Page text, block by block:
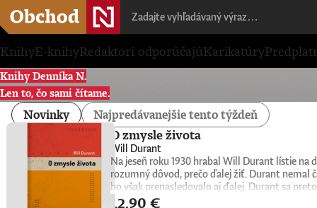
KnihyE-knihyRedaktori odporúčajúKarikatúry
Knihy Denníka N.
Len to, čo sami čítame.
Novinky Najpredávanejšie tento týždeň
O zmysle života
Will Durant
Na jeseň roku 1930 hrabal Will Durant lístie
rozumný dôvod, prečo ďalej žiť. Durant nemal
ho však prenasledovalo aj ďalej. Durant sa
konkrétne oni sami nachádzajú zmysel, cieľ a
12,90 €